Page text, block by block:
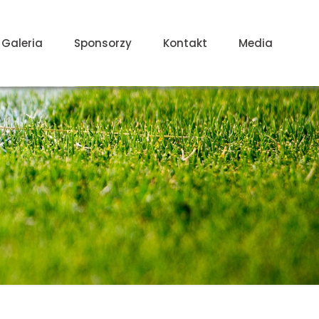
Galeria Sponsorzy Kontakt Media